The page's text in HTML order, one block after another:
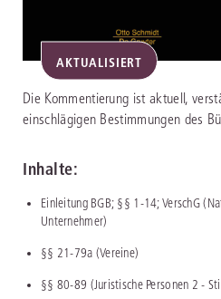
AKTUALISIERT
Die Kommentierung ist aktuell,
einschlägigen Bestimmungen des
Inhalte:
Einleitung BGB; §§ 1-14; VerschG
Unternehmer)
§§ 21-79a (Vereine)
§§ 80-89 (Juristische Personen 2 -